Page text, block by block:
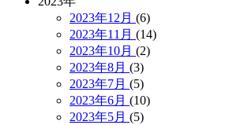
2023年12月 (6)
2023年11月 (14)
2023年10月 (2)
2023年8月 (3)
2023年7月 (5)
2023年6月 (10)
2023年5月 (5)